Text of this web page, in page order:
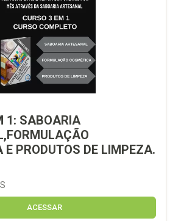
1: SABOARIA
E PRODUTOS DE LIMPEZA.
ACESSAR